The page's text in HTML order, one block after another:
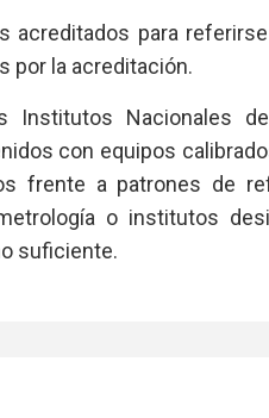
acreditados para
por la acreditación.
Nacionales
con equipos
frente a patrones de
o institutos
suficiente.